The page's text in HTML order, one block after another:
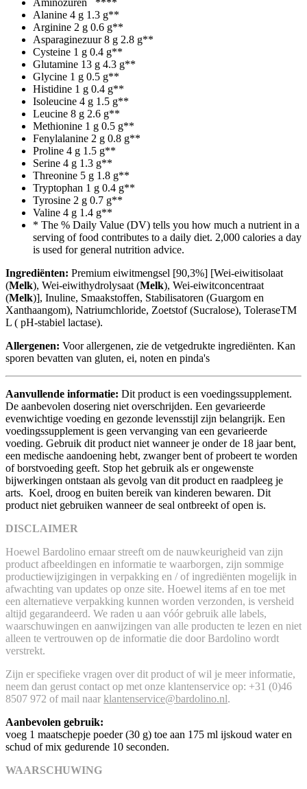
Aminozuren ****
Alanine 4 g 1.3 g**
Arginine 2 g 0.6 g**
Asparaginezuur 8 g 2.8 g**
Cysteine 1 g 0.4 g**
Glutamine 13 g 4.3 g**
Glycine 1 g 0.5 g**
Histidine 1 g 0.4 g**
Isoleucine 4 g 1.5 g**
Leucine 8 g 2.6 g**
Methionine 1 g 0.5 g**
Fenylalanine 2 g 0.8 g**
Proline 4 g 1.5 g**
Serine 4 g 1.3 g**
Threonine 5 g 1.8 g**
Tryptophan 1 g 0.4 g**
Tyrosine 2 g 0.7 g**
Valine 4 g 1.4 g**
* The % Daily Value (DV) tells you how much a nutrient in a
serving of food contributes to a daily diet. 2,000 calories a day
is used for general nutrition advice.
Ingrediënten: Premium eiwitmengsel [90,3%] [Wei-eiwitisolaat
(Melk), Wei-eiwithydrolysaat (Melk), Wei-eiwitconcentraat
(Melk)], Inuline, Smaakstoffen, Stabilisatoren (Guargom en
Xanthaangom), Natriumchloride, Zoetstof (Sucralose), ToleraseTM
L ( pH-stabiel lactase).
Allergenen: Voor allergenen, zie de vetgedrukte ingrediënten. Kan
sporen bevatten van gluten, ei, noten en pinda's
Aanvullende informatie: Dit product is een voedingssupplement.
De aanbevolen dosering niet overschrijden. Een gevarieerde
evenwichtige voeding en gezonde levensstijl zijn belangrijk. Een
voedingssupplement is geen vervanging van een gevarieerde
voeding. Gebruik dit product niet wanneer je onder de 18 jaar bent,
een medische aandoening hebt, zwanger bent of probeert te worden
of borstvoeding geeft. Stop het gebruik als er ongewenste
bijwerkingen ontstaan als gevolg van dit product en raadpleeg je
arts. Koel, droog en buiten bereik van kinderen bewaren. Dit
product niet gebruiken wanneer de seal ontbreekt of open is.
DISCLAIMER
Hoewel Bardolino ernaar streeft om de nauwkeurigheid van zijn
product afbeeldingen en informatie te waarborgen, zijn sommige
productiewijzigingen in verpakking en / of ingrediënten mogelijk in
afwachting van updates op onze site. Hoewel items af en toe met
een alternatieve verpakking kunnen worden verzonden, is versheid
altijd gegarandeerd. We raden u aan vóór gebruik alle labels,
waarschuwingen en aanwijzingen van alle producten te lezen en niet
alleen te vertrouwen op de informatie die door Bardolino wordt
verstrekt.
Zijn er specifieke vragen over dit product of wil je meer informatie,
neem dan gerust contact op met onze klantenservice op: +31 (0)46
8507 972 of mail naar klantenservice@bardolino.nl.
Aanbevolen gebruik:
voeg 1 maatschepje poeder (30 g) toe aan 175 ml ijskoud water en
schud of mix gedurende 10 seconden.
WAARSCHUWING